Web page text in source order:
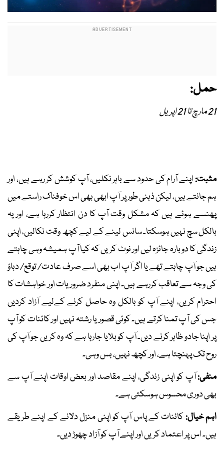
حمل:
21 مارچ تا 21 اپریل
مثبت:اپنے آرام کی حدود سے باہر نکلیں، آپ کوشش کر رہے ہیں، اور
ہم جانتے ہیں، لیکن ذہنی طور پر آپ ابھی بھی اس خوفناک راستے میں
پھنسے ہوئے ہیں کہ مشکل وقت آپ کا دن انتظار کررہا ہے، اور یہ
بالکل سچ نہیں ہوسکتا۔ سانس لینے کے لیے کچھ وقت نکالیں، اپنی
زندگی کا دوبارہ جائزہ لیں اور نوٹ کریں کہ کیا آپ ہمیشہ وہی چاہتے
ہیں جو آپ چاہتے تھے یا اگر آپ اب بھی اسے صرف عادت/ توقع/ دباؤ
کی وجہ سے تعاقب کررہے ہیں۔ اپنی منفرد ضروریات اور خواہشات کا
احترام کریں، اپنے آپ کو بالکل وہ حاصل کرنے کےلیے آزاد کردیں
جس کی آپ تمنا کرتے ہیں۔ کوئی قصور یا رشتہ نہیں اور کائنات کو آپ
پر اپنا جادو ظاہر کرنے دیں۔ آپ کو بلایا جارہا ہے کہ وہ کریں جو آپ کی
روح تک پہنچتا ہے، اور کچھ نہیں، بس وہی۔
منفی:آپ کو اپنی زندگی، اپنے مقاصد اور بعض اوقات اپنے آپ سے
بھی دوری محسوس ہوسکتی ہے۔
اہم خیال:کائنات کے پاس آپ کو اپنی منزل دلانے کے اپنے طریقے
ہیں۔ اس پر اعتماد کریں اور اپنے آپ کو آزاد چھوڑ دیں۔